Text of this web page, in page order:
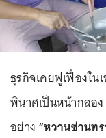
ธุรกิจเคยฟูเฟื่องใน
พินาศเป็นหน้ากลอ
อย่าง “หวานซ่านทร